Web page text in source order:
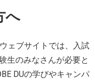
へ
ェブサイトでは、入試
生のみなさんが必要と
DUの学びやキャンパ